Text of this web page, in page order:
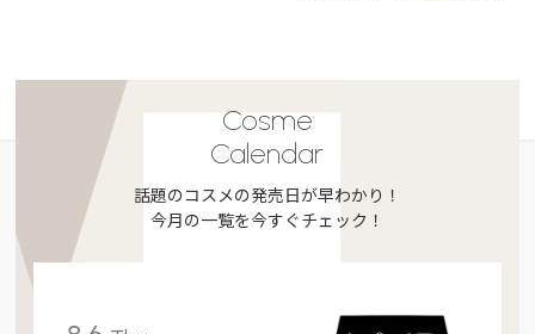
Cosme
Calendar
話題のコスメの発売日が早わかり！
今月の一覧を今すぐチェック！